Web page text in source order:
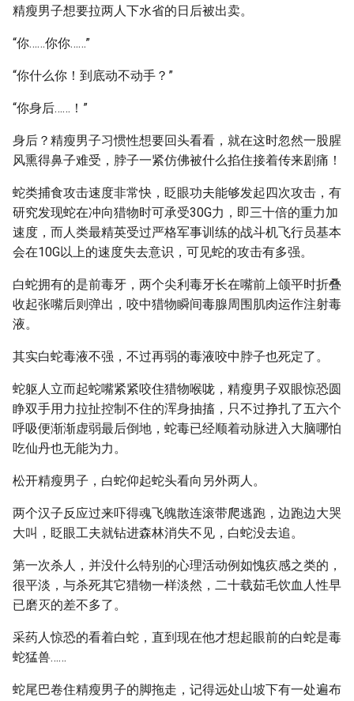
精瘦男子想要拉两人下水省的日后被出卖。
“你……你你……”
“你什么你！到底动不动手？”
“你身后……！”
身后？精瘦男子习惯性想要回头看看，就在这时忽然一股腥
风熏得鼻子难受，脖子一紧仿佛被什么掐住接着传来剧痛！
蛇类捕食攻击速度非常快，眨眼功夫能够发起四次攻击，有
研究发现蛇在冲向猎物时可承受30G力，即三十倍的重力加
速度，而人类最精英受过严格军事训练的战斗机飞行员基本
会在10G以上的速度失去意识，可见蛇的攻击有多强。
白蛇拥有的是前毒牙，两个尖利毒牙长在嘴前上颌平时折叠
收起张嘴后则弹出，咬中猎物瞬间毒腺周围肌肉运作注射毒
液。
其实白蛇毒液不强，不过再弱的毒液咬中脖子也死定了。
蛇躯人立而起蛇嘴紧紧咬住猎物喉咙，精瘦男子双眼惊恐圆
睁双手用力拉扯控制不住的浑身抽搐，只不过挣扎了五六个
呼吸便渐渐虚弱最后倒地，蛇毒已经顺着动脉进入大脑哪怕
吃仙丹也无能为力。
松开精瘦男子，白蛇仰起蛇头看向另外两人。
两个汉子反应过来吓得魂飞魄散连滚带爬逃跑，边跑边大哭
大叫，眨眼工夫就钻进森林消失不见，白蛇没去追。
第一次杀人，并没什么特别的心理活动例如愧疚感之类的，
很平淡，与杀死其它猎物一样淡然，二十载茹毛饮血人性早
已磨灭的差不多了。
采药人惊恐的看着白蛇，直到现在他才想起眼前的白蛇是毒
蛇猛兽……
蛇尾巴卷住精瘦男子的脚拖走，记得远处山坡下有一处遍布